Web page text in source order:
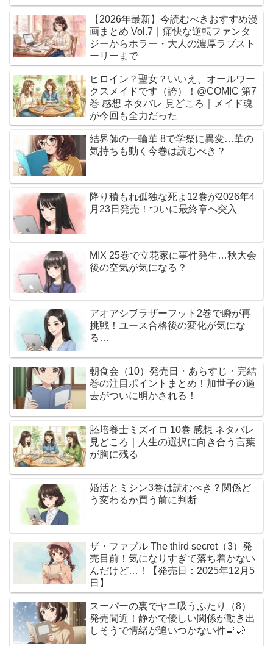
【2026年最新】今読むべきおすすめ漫
画まとめ Vol.7｜痛快な逆転ファンタ
ジーからホラー・大人の濃厚ラブスト
ーリーまで
ヒロイン？聖女？いいえ、オールワー
クスメイドです（誇）！@COMIC 第7
巻 感想 ネタバレ 見どころ｜メイド魂
が今回も全力だった
結界師の一輪華 8で学祭に異変…華の
気持ちも動く今巻は読むべき？
降り積もれ孤独な死よ12巻が2026年4
月23日発売！ついに最終章へ突入
MIX 25巻で立花家に事件発生…秋大会
後の空気が気になる？
アオアシブラザーフット2巻で瞬が再
挑戦！ユース合格後の変化が気にな
る…
朝食会（10）発売日・あらすじ・完結
巻の注目ポイントまとめ！加世子の過
去がついに明かされる！
胚培養士ミズイロ 10巻 感想 ネタバレ
見どころ｜人生の選択に向き合う言葉
が胸に残る
婚活とミシン3巻は読むべき？関係ど
う変わるか買う前に判断
ザ・ファブル The third secret（3）発
売目前！気になりすぎて落ち着かない
んだけど…！【発売日：2025年12月5
日】
スーパーの裏でヤニ吸うふたり（8）
発売間近！静かで優しい関係が動き出
しそうで情緒が追いつかない件🚬🌙